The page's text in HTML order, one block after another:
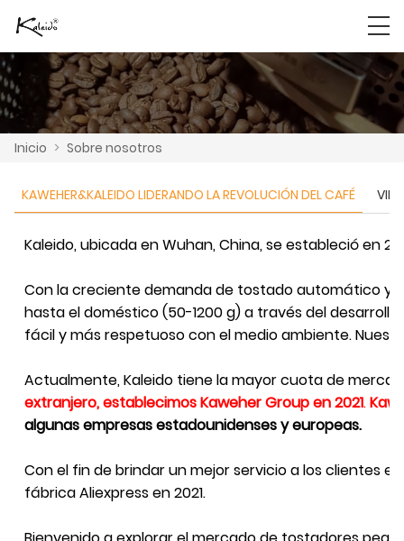
Inicio > Sobre nosotros
KAWEHER&KALEIDO LIDERANDO LA REVOLUCIÓN DEL CAFÉ
Kaleido, ubicada en Wuhan, China, se estableció en
Con la creciente demanda de tostado automático y
hasta el doméstico (50-1200 g) a través del
fácil y más respetuoso con el medio ambiente.
Actualmente, Kaleido tiene la mayor cuota de
extranjero, establecimos Kaweher Group en 2021.
algunas empresas estadounidenses y europeas.
Con el fin de brindar un mejor servicio a los clientes
fábrica Aliexpress en 2021.